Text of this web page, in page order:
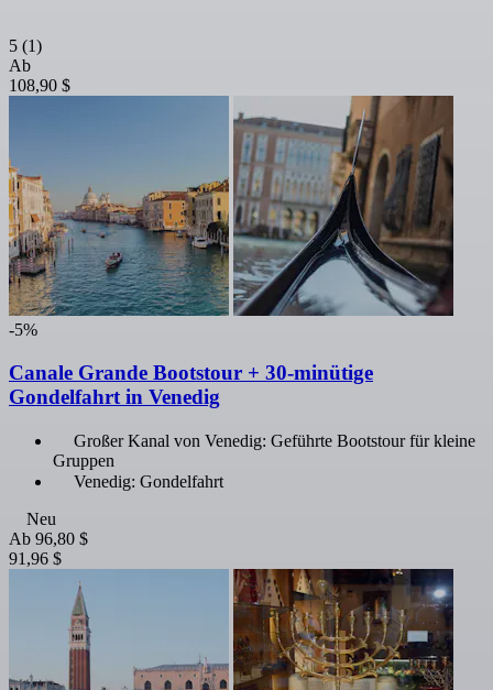
5 (1)
Ab
108,90 $
-5%
Canale Grande Bootstour + 30-minütige
Gondelfahrt in Venedig
Großer Kanal von Venedig: Geführte Bootstour für kleine
Gruppen
Venedig: Gondelfahrt
Neu
Ab 96,80 $
91,96 $